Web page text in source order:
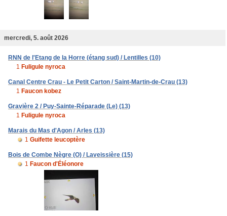
mercredi, 5. août 2026
RNN de l'Etang de la Horre (étang sud) / Lentilles (10)
1 Fuligule nyroca
Canal Centre Crau - Le Petit Carton / Saint-Martin-de-Crau (13)
1 Faucon kobez
Gravière 2 / Puy-Sainte-Réparade (Le) (13)
1 Fuligule nyroca
Marais du Mas d'Agon / Arles (13)
1 Guifette leucoptère
Bois de Combe Nègre (O) / Laveissière (15)
1 Faucon d'Éléonore